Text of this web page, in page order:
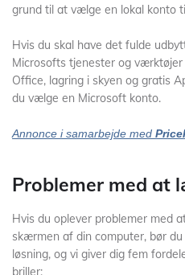
grund til at vælge en lokal konto
Hvis du skal have det fulde
Microsofts tjenester og
Office, lagring i skyen og gratis
du vælge en Microsoft konto.
Annonce i samarbejde med
Problemer med at
Hvis du oplever problemer med
skærmen af din computer, bør
løsning, og vi giver dig fem
briller: